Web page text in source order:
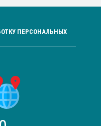
ПЕРСОНАЛЬНЫХ